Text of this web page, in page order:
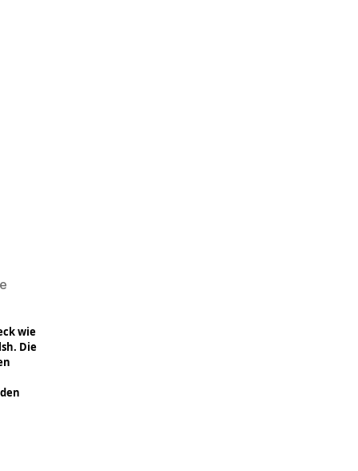
wie
Die